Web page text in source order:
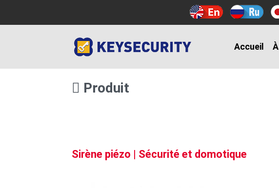
Accueil
Produit
Sirène piézo | Sécurité et domotique